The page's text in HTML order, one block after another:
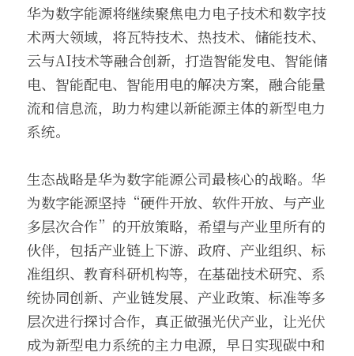
华为数字能源将继续聚焦电力电子技术和数字技
术两大领域，将瓦特技术、热技术、储能技术、
云与AI技术等融合创新，打造智能发电、智能储
电、智能配电、智能用电的解决方案，融合能量
流和信息流，助力构建以新能源主体的新型电力
系统。
生态战略是华为数字能源公司最核心的战略。华
为数字能源坚持“硬件开放、软件开放、与产业
多层次合作”的开放策略，希望与产业里所有的
伙伴，包括产业链上下游、政府、产业组织、标
准组织、教育科研机构等，在基础技术研究、系
统协同创新、产业链发展、产业政策、标准等多
层次进行探讨合作，真正做强光伏产业，让光伏
成为新型电力系统的主力电源，早日实现碳中和